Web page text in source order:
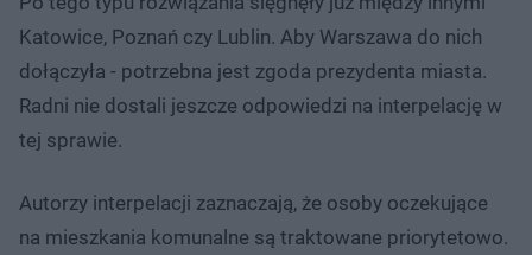
Katowice, Poznań czy Lublin. Aby Warszawa do nich
dołączyła - potrzebna jest zgoda prezydenta miasta.
Radni nie dostali jeszcze odpowiedzi na interpelację w
tej sprawie.
Autorzy interpelacji zaznaczają, że osoby oczekujące
na mieszkania komunalne są traktowane priorytetowo.